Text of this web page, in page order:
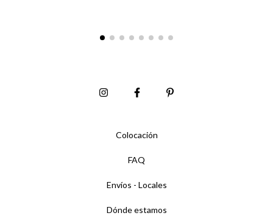
Colocación
FAQ
Envíos - Locales
Dónde estamos